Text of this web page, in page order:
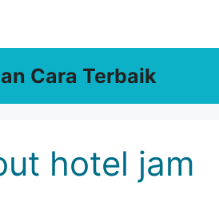
Cara Terbaik
hotel jam